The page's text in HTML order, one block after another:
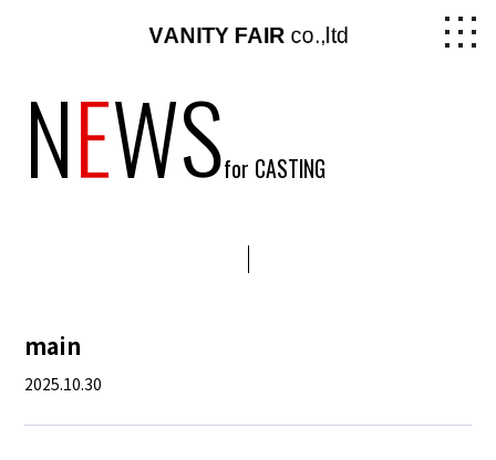
NEWSfor CASTING
main
2025.10.30